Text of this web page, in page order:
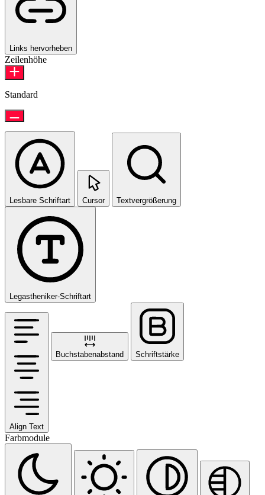
Links hervorheben
Zeilenhöhe
Standard
Lesbare Schriftart Cursor Textvergrößerung
Legastheniker-Schriftart
Align Text
Buchstabenabstand Schriftstärke
Farbmodule